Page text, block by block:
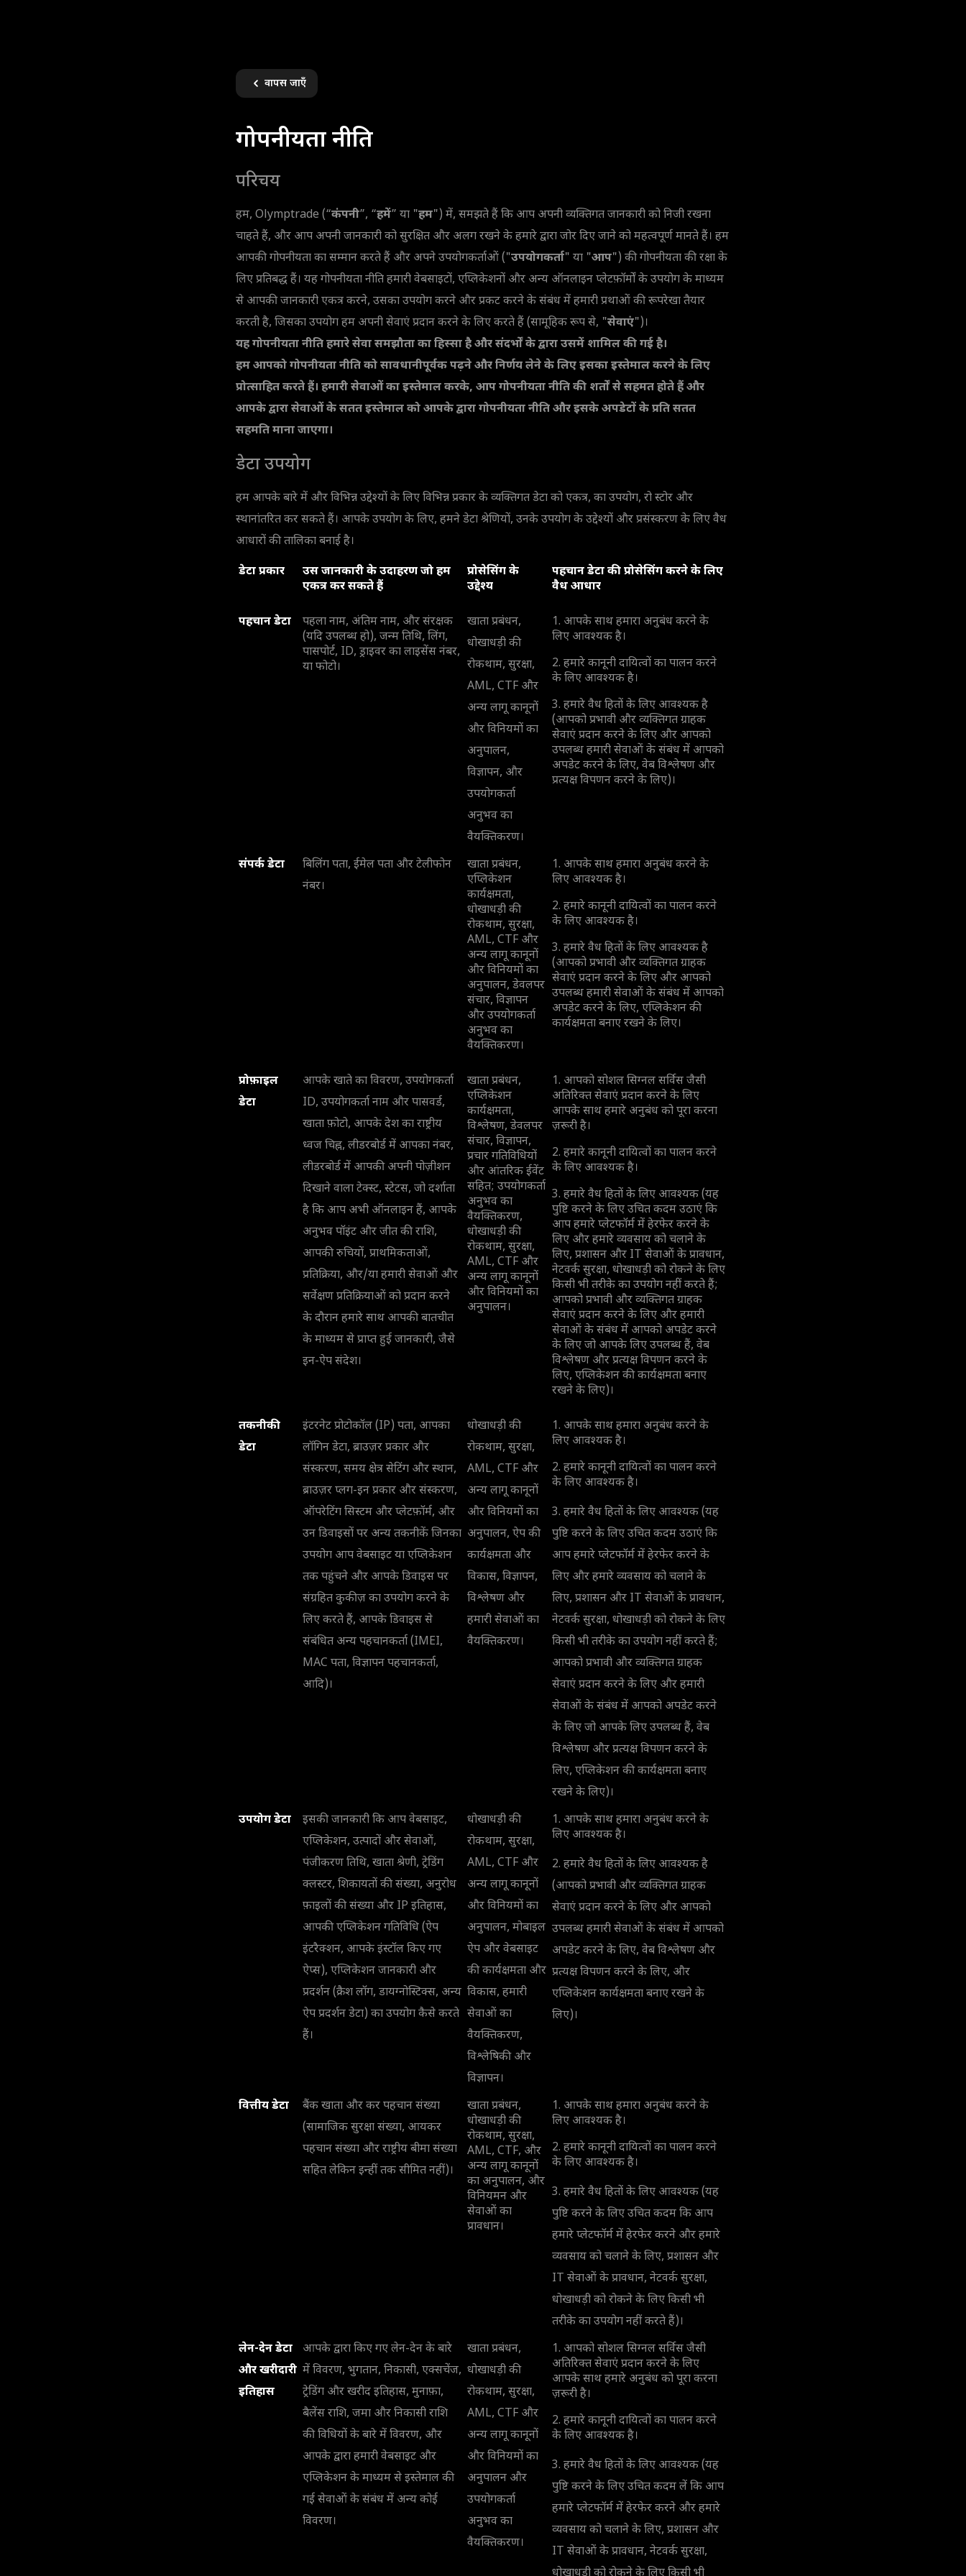
वापस जाएँ
गोपनीयता नीति
परिचय
हम, Olymptrade (“कंपनी”, “हमें” या "हम") में, समझते हैं कि आप अपनी व्यक्तिगत जानकारी को निजी रखना
चाहते हैं, और आप अपनी जानकारी को सुरक्षित और अलग रखने के हमारे द्वारा जोर दिए जाने को महत्वपूर्ण मानते हैं। हम
आपकी गोपनीयता का सम्मान करते हैं और अपने उपयोगकर्ताओं ("उपयोगकर्ता" या "आप") की गोपनीयता की रक्षा के
लिए प्रतिबद्ध हैं। यह गोपनीयता नीति हमारी वेबसाइटों, एप्लिकेशनों और अन्य ऑनलाइन प्लेटफ़ॉर्मों के उपयोग के माध्यम
से आपकी जानकारी एकत्र करने, उसका उपयोग करने और प्रकट करने के संबंध में हमारी प्रथाओं की रूपरेखा तैयार
करती है, जिसका उपयोग हम अपनी सेवाएं प्रदान करने के लिए करते हैं (सामूहिक रूप से, "सेवाएं")।
यह गोपनीयता नीति हमारे सेवा समझौता का हिस्सा है और संदर्भों के द्वारा उसमें शामिल की गई है।
हम आपको गोपनीयता नीति को सावधानीपूर्वक पढ़ने और निर्णय लेने के लिए इसका इस्तेमाल करने के लिए
प्रोत्साहित करते हैं। हमारी सेवाओं का इस्तेमाल करके, आप गोपनीयता नीति की शर्तों से सहमत होते हैं और
आपके द्वारा सेवाओं के सतत इस्तेमाल को आपके द्वारा गोपनीयता नीति और इसके अपडेटों के प्रति सतत
सहमति माना जाएगा।
डेटा उपयोग
हम आपके बारे में और विभिन्न उद्देश्यों के लिए विभिन्न प्रकार के व्यक्तिगत डेटा को एकत्र, का उपयोग, रो स्टोर और
स्थानांतरित कर सकते हैं। आपके उपयोग के लिए, हमने डेटा श्रेणियों, उनके उपयोग के उद्देश्यों और प्रसंस्करण के लिए वैध
आधारों की तालिका बनाई है।
डेटा प्रकार
उस जानकारी के उदाहरण जो हम
एकत्र कर सकते हैं
प्रोसेसिंग के
उद्देश्य
पहचान डेटा की प्रोसेसिंग करने के लिए
वैध आधार
पहचान डेटा
पहला नाम, अंतिम नाम, और संरक्षक
(यदि उपलब्ध हो), जन्म तिथि, लिंग,
पासपोर्ट, ID, ड्राइवर का लाइसेंस नंबर,
या फोटो।
खाता प्रबंधन,
धोखाधड़ी की
रोकथाम, सुरक्षा,
AML, CTF और
अन्य लागू कानूनों
और विनियमों का
अनुपालन,
विज्ञापन, और
उपयोगकर्ता
अनुभव का
वैयक्तिकरण।
1. आपके साथ हमारा अनुबंध करने के
लिए आवश्यक है।
2. हमारे कानूनी दायित्वों का पालन करने
के लिए आवश्यक है।
3. हमारे वैध हितों के लिए आवश्यक है
(आपको प्रभावी और व्यक्तिगत ग्राहक
सेवाएं प्रदान करने के लिए और आपको
उपलब्ध हमारी सेवाओं के संबंध में आपको
अपडेट करने के लिए, वेब विश्लेषण और
प्रत्यक्ष विपणन करने के लिए)।
संपर्क डेटा
बिलिंग पता, ईमेल पता और टेलीफोन
नंबर।
खाता प्रबंधन,
एप्लिकेशन
कार्यक्षमता,
धोखाधड़ी की
रोकथाम, सुरक्षा,
AML, CTF और
अन्य लागू कानूनों
और विनियमों का
अनुपालन, डेवलपर
संचार, विज्ञापन
और उपयोगकर्ता
अनुभव का
वैयक्तिकरण।
1. आपके साथ हमारा अनुबंध करने के
लिए आवश्यक है।
2. हमारे कानूनी दायित्वों का पालन करने
के लिए आवश्यक है।
3. हमारे वैध हितों के लिए आवश्यक है
(आपको प्रभावी और व्यक्तिगत ग्राहक
सेवाएं प्रदान करने के लिए और आपको
उपलब्ध हमारी सेवाओं के संबंध में आपको
अपडेट करने के लिए, एप्लिकेशन की
कार्यक्षमता बनाए रखने के लिए।
प्रोफ़ाइल
डेटा
आपके खाते का विवरण, उपयोगकर्ता
ID, उपयोगकर्ता नाम और पासवर्ड,
खाता फ़ोटो, आपके देश का राष्ट्रीय
ध्वज चिह्न, लीडरबोर्ड में आपका नंबर,
लीडरबोर्ड में आपकी अपनी पोज़ीशन
दिखाने वाला टेक्स्ट, स्टेटस, जो दर्शाता
है कि आप अभी ऑनलाइन हैं, आपके
अनुभव पॉइंट और जीत की राशि,
आपकी रुचियों, प्राथमिकताओं,
प्रतिक्रिया, और/या हमारी सेवाओं और
सर्वेक्षण प्रतिक्रियाओं को प्रदान करने
के दौरान हमारे साथ आपकी बातचीत
के माध्यम से प्राप्त हुई जानकारी, जैसे
इन-ऐप संदेश।
खाता प्रबंधन,
एप्लिकेशन
कार्यक्षमता,
विश्लेषण, डेवलपर
संचार, विज्ञापन,
प्रचार गतिविधियों
और आंतरिक ईवेंट
सहित; उपयोगकर्ता
अनुभव का
वैयक्तिकरण,
धोखाधड़ी की
रोकथाम, सुरक्षा,
AML, CTF और
अन्य लागू कानूनों
और विनियमों का
अनुपालन।
1. आपको सोशल सिग्नल सर्विस जैसी
अतिरिक्त सेवाएं प्रदान करने के लिए
आपके साथ हमारे अनुबंध को पूरा करना
ज़रूरी है।
2. हमारे कानूनी दायित्वों का पालन करने
के लिए आवश्यक है।
3. हमारे वैध हितों के लिए आवश्यक (यह
पुष्टि करने के लिए उचित कदम उठाएं कि
आप हमारे प्लेटफॉर्म में हेरफेर करने के
लिए और हमारे व्यवसाय को चलाने के
लिए, प्रशासन और IT सेवाओं के प्रावधान,
नेटवर्क सुरक्षा, धोखाधड़ी को रोकने के लिए
किसी भी तरीके का उपयोग नहीं करते हैं;
आपको प्रभावी और व्यक्तिगत ग्राहक
सेवाएं प्रदान करने के लिए और हमारी
सेवाओं के संबंध में आपको अपडेट करने
के लिए जो आपके लिए उपलब्ध हैं, वेब
विश्लेषण और प्रत्यक्ष विपणन करने के
लिए, एप्लिकेशन की कार्यक्षमता बनाए
रखने के लिए)।
तकनीकी
डेटा
इंटरनेट प्रोटोकॉल (IP) पता, आपका
लॉगिन डेटा, ब्राउज़र प्रकार और
संस्करण, समय क्षेत्र सेटिंग और स्थान,
ब्राउज़र प्लग-इन प्रकार और संस्करण,
ऑपरेटिंग सिस्टम और प्लेटफ़ॉर्म, और
उन डिवाइसों पर अन्य तकनीकें जिनका
उपयोग आप वेबसाइट या एप्लिकेशन
तक पहुंचने और आपके डिवाइस पर
संग्रहित कुकीज़ का उपयोग करने के
लिए करते हैं, आपके डिवाइस से
संबंधित अन्य पहचानकर्ता (IMEI,
MAC पता, विज्ञापन पहचानकर्ता,
आदि)।
धोखाधड़ी की
रोकथाम, सुरक्षा,
AML, CTF और
अन्य लागू कानूनों
और विनियमों का
अनुपालन, ऐप की
कार्यक्षमता और
विकास, विज्ञापन,
विश्लेषण और
हमारी सेवाओं का
वैयक्तिकरण।
1. आपके साथ हमारा अनुबंध करने के
लिए आवश्यक है।
2. हमारे कानूनी दायित्वों का पालन करने
के लिए आवश्यक है।
3. हमारे वैध हितों के लिए आवश्यक (यह
पुष्टि करने के लिए उचित कदम उठाएं कि
आप हमारे प्लेटफॉर्म में हेरफेर करने के
लिए और हमारे व्यवसाय को चलाने के
लिए, प्रशासन और IT सेवाओं के प्रावधान,
नेटवर्क सुरक्षा, धोखाधड़ी को रोकने के लिए
किसी भी तरीके का उपयोग नहीं करते हैं;
आपको प्रभावी और व्यक्तिगत ग्राहक
सेवाएं प्रदान करने के लिए और हमारी
सेवाओं के संबंध में आपको अपडेट करने
के लिए जो आपके लिए उपलब्ध हैं, वेब
विश्लेषण और प्रत्यक्ष विपणन करने के
लिए, एप्लिकेशन की कार्यक्षमता बनाए
रखने के लिए)।
उपयोग डेटा
इसकी जानकारी कि आप वेबसाइट,
एप्लिकेशन, उत्पादों और सेवाओं,
पंजीकरण तिथि, खाता श्रेणी, ट्रेडिंग
क्लस्टर, शिकायतों की संख्या, अनुरोध
फ़ाइलों की संख्या और IP इतिहास,
आपकी एप्लिकेशन गतिविधि (ऐप
इंटरैक्शन, आपके इंस्टॉल किए गए
ऐप्स), एप्लिकेशन जानकारी और
प्रदर्शन (क्रैश लॉग, डायग्नोस्टिक्स, अन्य
ऐप प्रदर्शन डेटा) का उपयोग कैसे करते
हैं।
धोखाधड़ी की
रोकथाम, सुरक्षा,
AML, CTF और
अन्य लागू कानूनों
और विनियमों का
अनुपालन, मोबाइल
ऐप और वेबसाइट
की कार्यक्षमता और
विकास, हमारी
सेवाओं का
वैयक्तिकरण,
विश्लेषिकी और
विज्ञापन।
1. आपके साथ हमारा अनुबंध करने के
लिए आवश्यक है।
2. हमारे वैध हितों के लिए आवश्यक है
(आपको प्रभावी और व्यक्तिगत ग्राहक
सेवाएं प्रदान करने के लिए और आपको
उपलब्ध हमारी सेवाओं के संबंध में आपको
अपडेट करने के लिए, वेब विश्लेषण और
प्रत्यक्ष विपणन करने के लिए, और
एप्लिकेशन कार्यक्षमता बनाए रखने के
लिए)।
वित्तीय डेटा
बैंक खाता और कर पहचान संख्या
(सामाजिक सुरक्षा संख्या, आयकर
पहचान संख्या और राष्ट्रीय बीमा संख्या
सहित लेकिन इन्हीं तक सीमित नहीं)।
खाता प्रबंधन,
धोखाधड़ी की
रोकथाम, सुरक्षा,
AML, CTF, और
अन्य लागू कानूनों
का अनुपालन, और
विनियमन और
सेवाओं का
प्रावधान।
1. आपके साथ हमारा अनुबंध करने के
लिए आवश्यक है।
2. हमारे कानूनी दायित्वों का पालन करने
के लिए आवश्यक है।
3. हमारे वैध हितों के लिए आवश्यक (यह
पुष्टि करने के लिए उचित कदम कि आप
हमारे प्लेटफॉर्म में हेरफेर करने और हमारे
व्यवसाय को चलाने के लिए, प्रशासन और
IT सेवाओं के प्रावधान, नेटवर्क सुरक्षा,
धोखाधड़ी को रोकने के लिए किसी भी
तरीके का उपयोग नहीं करते हैं)।
लेन-देन डेटा
और खरीदारी
इतिहास
आपके द्वारा किए गए लेन-देन के बारे
में विवरण, भुगतान, निकासी, एक्सचेंज,
ट्रेडिंग और खरीद इतिहास, मुनाफ़ा,
बैलेंस राशि, जमा और निकासी राशि
की विधियों के बारे में विवरण, और
आपके द्वारा हमारी वेबसाइट और
एप्लिकेशन के माध्यम से इस्तेमाल की
गई सेवाओं के संबंध में अन्य कोई
विवरण।
खाता प्रबंधन,
धोखाधड़ी की
रोकथाम, सुरक्षा,
AML, CTF और
अन्य लागू कानूनों
और विनियमों का
अनुपालन और
उपयोगकर्ता
अनुभव का
वैयक्तिकरण।
1. आपको सोशल सिग्नल सर्विस जैसी
अतिरिक्त सेवाएं प्रदान करने के लिए
आपके साथ हमारे अनुबंध को पूरा करना
ज़रूरी है।
2. हमारे कानूनी दायित्वों का पालन करने
के लिए आवश्यक है।
3. हमारे वैध हितों के लिए आवश्यक (यह
पुष्टि करने के लिए उचित कदम लें कि आप
हमारे प्लेटफॉर्म में हेरफेर करने और हमारे
व्यवसाय को चलाने के लिए, प्रशासन और
IT सेवाओं के प्रावधान, नेटवर्क सुरक्षा,